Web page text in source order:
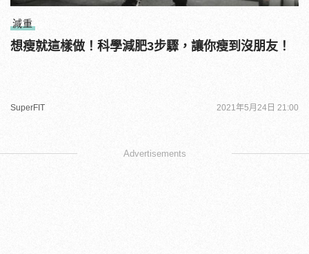
減重
想瘦就這樣做！科學減肥3步驟，讓你瘦到沒朋友！
SuperFIT 2021年5月24日 21:00
Advertisements